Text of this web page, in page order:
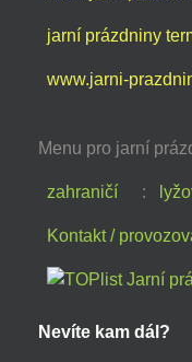
jarní prázdniny
www.jarni-
Menu pro jarní
zahraničí :
Kontakt /
Nevíte kam dál?